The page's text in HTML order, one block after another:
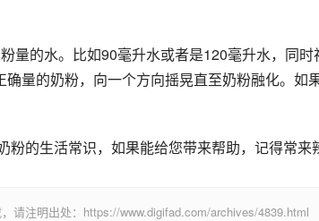
量的水。比如90毫升水或者是120毫升水，同
量的奶粉，向一个方向摇晃直至奶粉融化。如
的生活常识，如果能给您带来帮助，记得常来
请注明出处：https://www.digifad.com/archives/4839.html